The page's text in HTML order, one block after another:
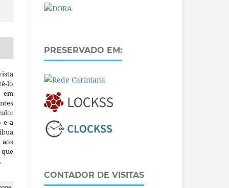
lo
em
e a
PRESERVADO EM:
CONTADOR DE VISITAS